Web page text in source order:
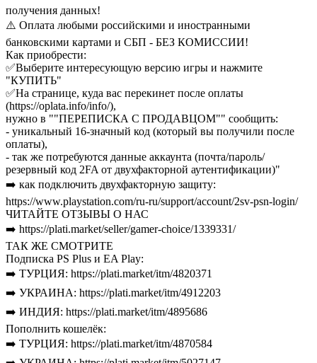
получения данных!
⚠️ Оплата любыми российскими и иностранными
банковскими картами и СБП - БЕЗ КОМИССИИ!
Как приобрести:
✅Выберите интересующую версию игры и нажмите
"КУПИТЬ"
✅На странице, куда вас перекинет после оплаты
(https://oplata.info/info/),
нужно в ""ПЕРЕПИСКА С ПРОДАВЦОМ"" сообщить:
- уникальный 16-значный код (который вы получили после
оплаты),
- так же потребуются данные аккаунта (почта/пароль/
резервный код 2FA от двухфакторной аутентификации)"
➡️ как подключить двухфакторную защиту:
https://www.playstation.com/ru-ru/support/account/2sv-psn-login/
ЧИТАЙТЕ ОТЗЫВЫ О НАС
➡️ https://plati.market/seller/gamer-choice/1339331/
ТАК ЖЕ СМОТРИТЕ
Подписка PS Plus и EA Play:
➡️ ТУРЦИЯ: https://plati.market/itm/4820371
➡️ УКРАИНА: https://plati.market/itm/4912203
➡️ ИНДИЯ: https://plati.market/itm/4895686
Пополнить кошелёк:
➡️ ТУРЦИЯ: https://plati.market/itm/4870584